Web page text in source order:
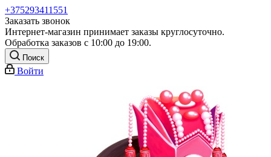
+375293411551
Заказать звонок
Интернет-магазин принимает заказы круглосуточно.
Обработка заказов с 10:00 до 19:00.
Поиск
Войти